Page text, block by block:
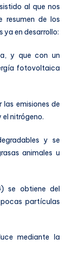
al que nos
resumen de los
en desarrollo:
y que con un
fotovoltaica
emisiones de
el nitrógeno.
y se
animales u
se obtiene del
partículas
mediante la